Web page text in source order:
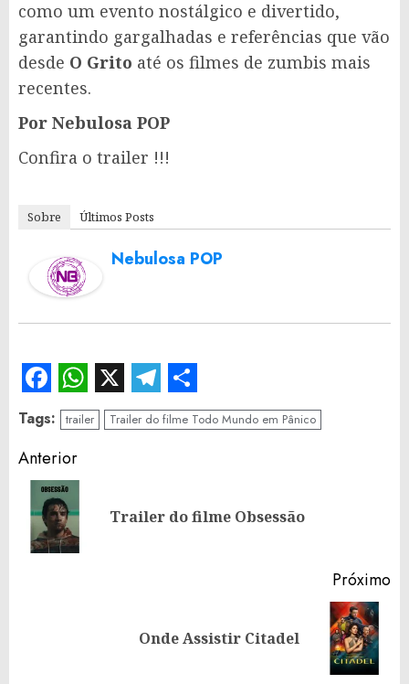
como um evento nostálgico e divertido,
garantindo gargalhadas e referências que vão
desde O Grito até os filmes de zumbis mais
recentes.
Por Nebulosa POP
Confira o trailer !!!
Sobre Últimos Posts
Nebulosa POP
Facebook
WhatsApp
X Telegram
Share
Tags: trailer Trailer do filme Todo Mundo em Pânico
Continue
Reading
Anterior
Trailer do filme Obsessão
Próximo
Onde Assistir Citadel